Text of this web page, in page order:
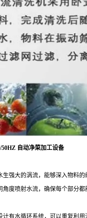
自动净菜加工设备
强大的涡流，能够深入物料的
度喷射水流，确保每个部分都
有水循环系统，可以重复利用